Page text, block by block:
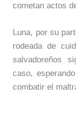
cometan actos
Luna, por su
rodeada de
salvadoreños
caso,
combatir el